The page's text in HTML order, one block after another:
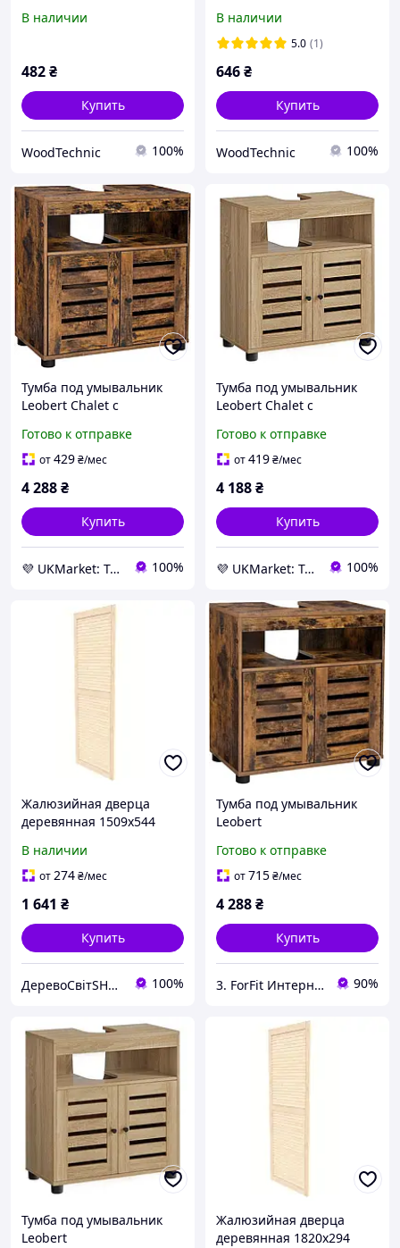
В наличии
482₴
Купить
WoodTechnic 100%
В наличии
5.0 (1)
646₴
Купить
WoodTechnic 100%
Тумба под умывальник
Leobert Chalet с
стиле Loft, коричневый
#BBK04BXV1 -UKMarket-
Готово к отправке
от429₴/мес
4 288₴
Купить
💜 UKMarket: Товары для дома и сада: тенты, шторы, мягкие окна, мебель. Товары для спорта. Техника 100%
Тумба под умывальник
Leobert Chalet с
стиле Loft, натуральный
#BBK004B11 -UKMarket-
Готово к отправке
от419₴/мес
4 188₴
Купить
💜 UKMarket: Товары для дома и сада: тенты, шторы, мягкие окна, мебель. Товары для спорта. Техника 100%
Жалюзийная дверца
деревянная 1509х544
В наличии
от274₴/мес
1 641 ₴
Купить
ДеревоСвітSHOP 100%
Тумба под умывальник
Leobert
дверцей в стиле Loft,
коричневый для дома,
Готово к отправке
от715₴/мес
4 288₴
Купить
3. ForFit Интернет-магазин спортивных товаров 90%
Тумба под умывальник
Leobert
Жалюзийная дверца
деревянная 1820х294